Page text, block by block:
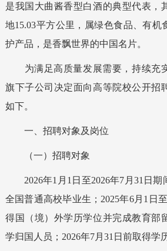
是我国大曲酱香型白酒的典型代表，
地15.03平方公里，属绿色食品、有机
护产品，是香飘世界的中国名片。
为满足高质量发展需要，持续充
旗下子公司决定面向高等院校公开招
如下。
一、招聘对象及岗位
（一）招聘对象
2026年1月1日至2026年7月31日期
全国普通高校毕业生；2025年6月1日
得国（境）外学历学位并完成教育部
学归国人员 ； 2026年7月31日前取得学